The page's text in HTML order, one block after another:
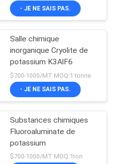
- JE NE SAIS PAS.
Salle chimique
inorganique Cryolite de
potassium K3AlF6
$700-1000/MT MOQ:1 tonne
- JE NE SAIS PAS.
Substances chimiques
Fluoroaluminate de
potassium
$700-1000/MT MOQ:1ton